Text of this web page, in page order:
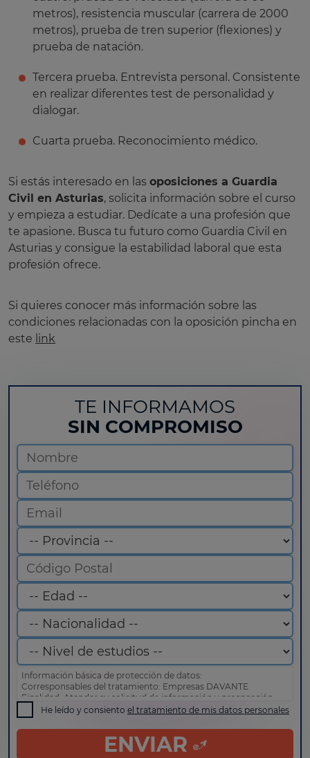
metros), resistencia muscular (carrera de 2000
metros), prueba de tren superior (flexiones) y
prueba de natación.
Tercera prueba. Entrevista personal. Consistente
en realizar diferentes test de personalidad y
dialogar.
Cuarta prueba. Reconocimiento médico.
Si estás interesado en las oposiciones a Guardia
Civil en Asturias, solicita información sobre el curso
y empieza a estudiar. Dedícate a una profesión que
te apasione. Busca tu futuro como Guardia Civil en
Asturias y consigue la estabilidad laboral que esta
profesión ofrece.
Si quieres conocer más información sobre las
condiciones relacionadas con la oposición pincha en
este link
TE INFORMAMOS
SIN COMPROMISO
Información básica de protección de datos:
Corresponsables del tratamiento: Empresas DAVANTE
Finalidad: Atender su solicitud de información y prospección
comercial
Derechos: Puede acceder, rectificar y suprimir sus datos, así
como otros derechos tal y como se explica en nuestrapolítica
He leído y consiento el tratamiento de mis datos personales
ENVIAR